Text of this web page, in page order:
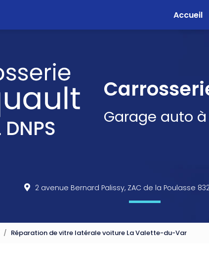
Accueil
DNPS Garage auto
2 avenue Bernard Palissy, ZAC de la Poulasse
Réparation de vitre latérale voiture La Valette-du-Var